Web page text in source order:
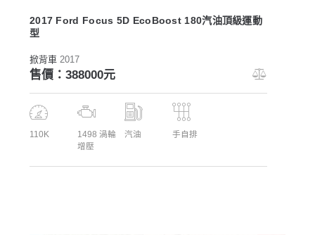
2017 Ford Focus 5D EcoBoost 180汽油頂級運動
型
掀背車 2017
售價：388000元
110K
1498 渦輪
增壓
汽油 手自排